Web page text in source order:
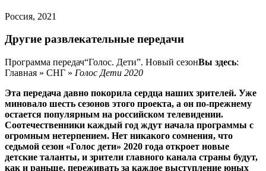
Россия, 2021
Другие развлекательные передачи
Программа передач“Голос. Дети”. Новый сезонВы здесь:
Главная » СНГ » Голос Дети 2020
Эта передача давно покорила сердца наших зрителей. Уже
миновало шесть сезонов этого проекта, а он по-прежнему
остается популярным на российском телевидении.
Соотечественники каждый год ждут начала программы с
огромным нетерпением. Нет никакого сомнения, что
седьмой сезон «Голос дети» 2020 года откроет новые
детские таланты, и зрители главного канала страны будут,
как и раньше, переживать за каждое выступление юных